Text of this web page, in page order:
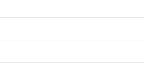
Eine Zeugin setzt nach dem Sturz
ab. Doch der Mann flüchtet zu Fuß.
warum.